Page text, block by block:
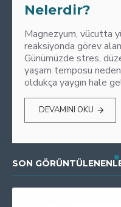
Nelerdir?
Magnezyum, vücutta
reaksiyonda görev
Günümüzde stres,
yaşam temposu
oldukça yaygın hale
DEVAMINI OKU
SON